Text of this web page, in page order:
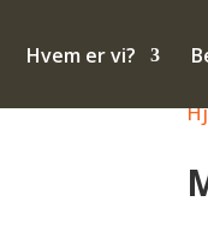
Hvem er vi?